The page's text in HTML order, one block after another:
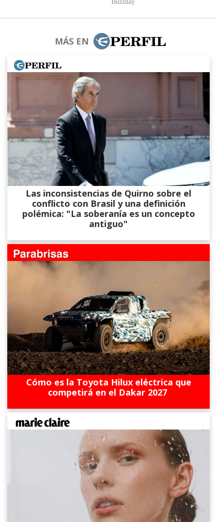
MÁS EN
Las inconsistencias de Quirno sobre el
conflicto con Brasil y una definición
polémica: "La soberanía es un concepto
antiguo"
Cómo es la Toyota Hilux eléctrica que
competirá en el Dakar 2027